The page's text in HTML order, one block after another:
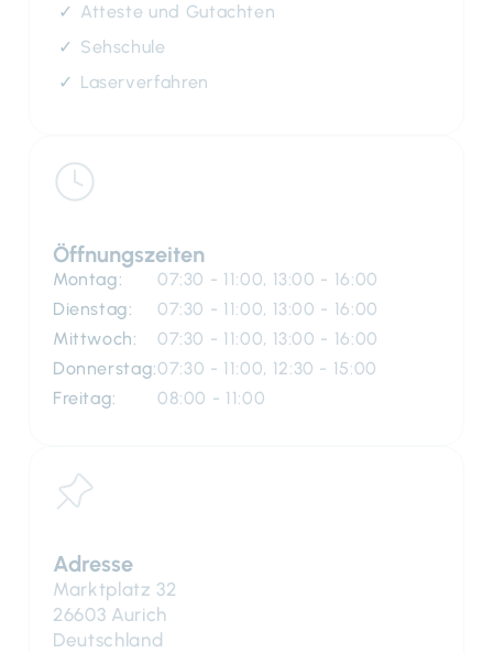
Atteste und Gutachten
Sehschule
Laserverfahren
Öffnungszeiten
Montag:
07:30 - 11:00, 13:00 - 16:00
Dienstag:
07:30 - 11:00, 13:00 - 16:00
Mittwoch:
07:30 - 11:00, 13:00 - 16:00
Donnerstag:07:30 - 11:00, 12:30 - 15:00
Freitag:
08:00 - 11:00
Adresse
Marktplatz 32
26603 Aurich
Deutschland